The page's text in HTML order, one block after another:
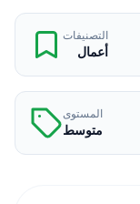
التصنيفات
أعمال
المستوى
متوسط